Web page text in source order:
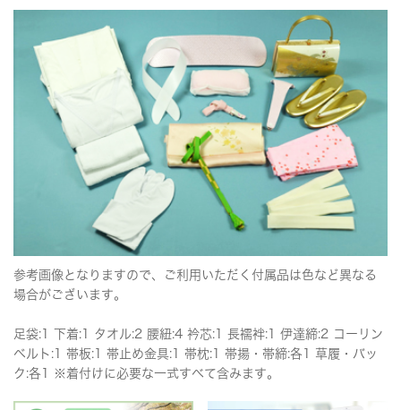
参考画像となりますので、ご利用いただく付属品は色など異なる
場合がございます。
足袋:1 下着:1 タオル:2 腰紐:4 衿芯:1 長襦袢:1 伊達締:2 コーリン
ベルト:1 帯板:1 帯止め金具:1 帯枕:1 帯揚・帯締:各1 草履・バッ
ク:各1 ※着付けに必要な一式すべて含みます。